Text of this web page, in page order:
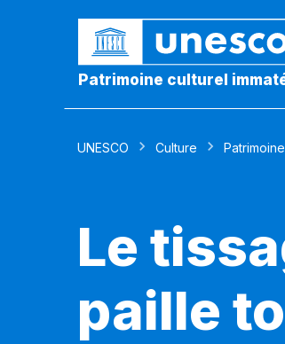
Patrimoine culturel
UNESCO Culture
Le
paille